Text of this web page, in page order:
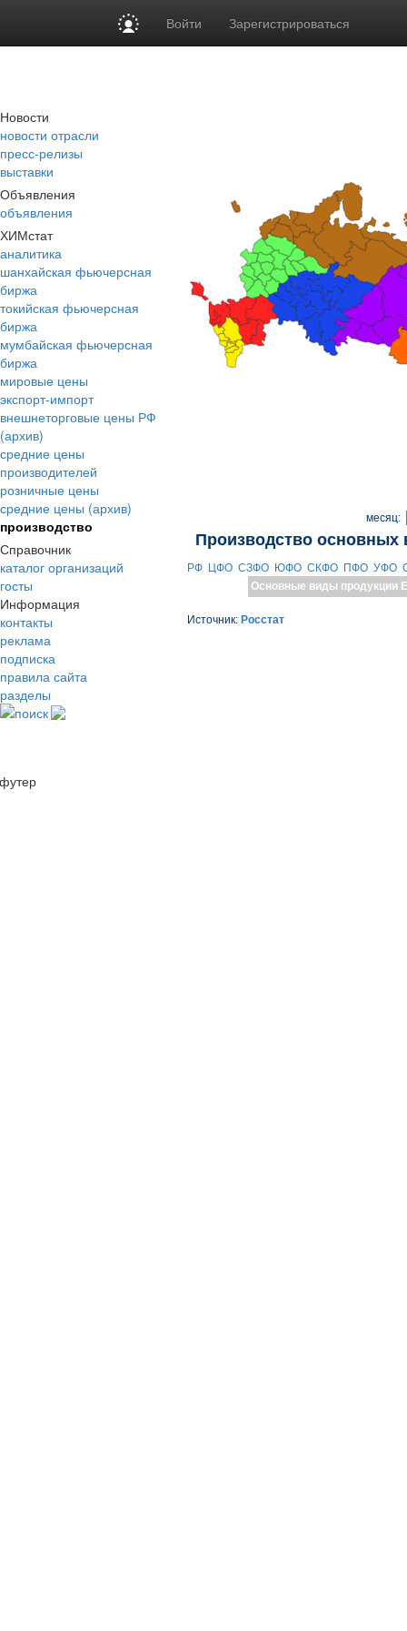
Войти Зарегистрироваться
Новости
новости отрасли
пресс-релизы
выставки
Объявления
объявления
ХИМстат
аналитика
шанхайская фьючерсная
биржа
токийская фьючерсная
биржа
мумбайская фьючерсная
биржа
мировые цены
экспорт-импорт
внешнеторговые цены РФ
(архив)
средние цены
производителей
розничные цены
средние цены (архив)
производство
Справочник
каталог организаций
госты
Информация
контакты
реклама
подписка
правила сайта
разделы
поиск
месяц:
Производство основных
РФ ЦФО СЗФО ЮФО СКФО ПФО УФО
Основные виды продукции
Источник: Росстат
футер